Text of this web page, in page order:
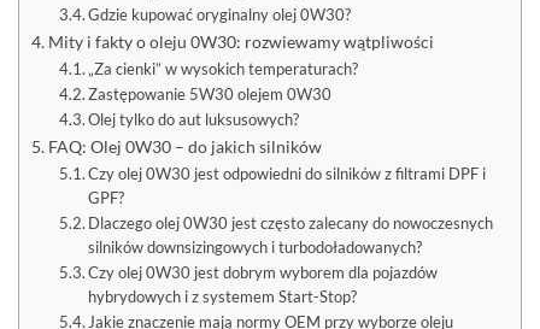
Gdzie kupować oryginalny olej 0W30?
Mity i fakty o oleju 0W30: rozwiewamy wątpliwości
„Za cienki” w wysokich temperaturach?
Zastępowanie 5W30 olejem 0W30
Olej tylko do aut luksusowych?
FAQ: Olej 0W30 – do jakich silników
Czy olej 0W30 jest odpowiedni do silników z filtrami DPF i
GPF?
Dlaczego olej 0W30 jest często zalecany do nowoczesnych
silników downsizingowych i turbodoładowanych?
Czy olej 0W30 jest dobrym wyborem dla pojazdów
hybrydowych i z systemem Start-Stop?
Jakie znaczenie mają normy OEM przy wyborze oleju